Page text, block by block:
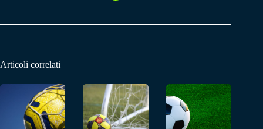
Articoli correlati